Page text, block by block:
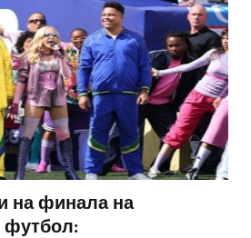
на финала на
футбол: